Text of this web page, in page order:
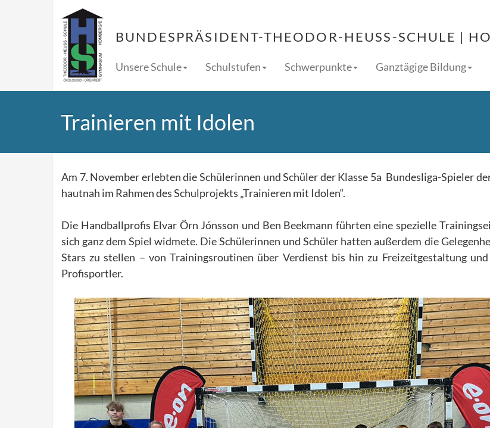
BUNDESPRÄSIDENT-THEODOR-HEUSS-SCHULE |
Unsere Schule Schulstufen Schwerpunkte Ganztägige Bildung
Trainieren mit Idolen
Am 7. November erlebten die Schülerinnen und Schüler der Klasse 5a Bundesliga-Spieler
hautnah im Rahmen des Schulprojekts „Trainieren mit Idolen“.
Die Handballprofis Elvar Örn Jónsson und Ben Beekmann führten eine spezielle
sich ganz dem Spiel widmete. Die Schülerinnen und Schüler hatten außerdem die
Stars zu stellen – von Trainingsroutinen über Verdienst bis hin zu Freizeitgestaltung
Profisportler.